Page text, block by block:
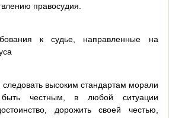
правосудия.
к судье, направленные на
высоким стандартам морали
быть честным, в любой ситуации
дорожить своей честью,